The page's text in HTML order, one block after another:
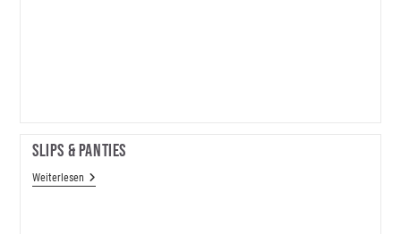
Slips & Panties
WeiterlesenSlips